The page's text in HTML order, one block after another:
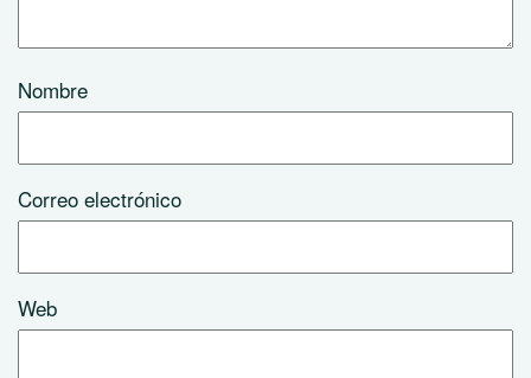
Nombre
Correo electrónico
Web